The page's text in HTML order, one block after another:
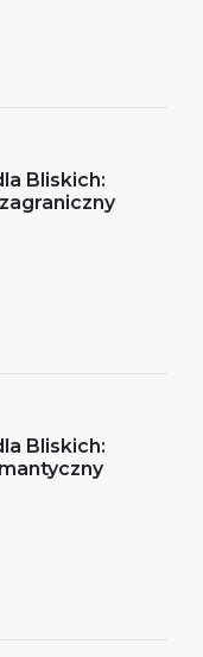
Bliskich:
Bliskich: